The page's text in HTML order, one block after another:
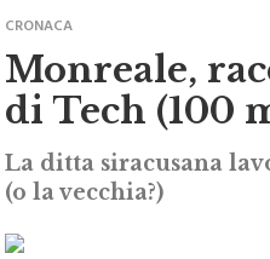
Monreale,
di Tech (100
La ditta siracusana
(o la vecchia?)